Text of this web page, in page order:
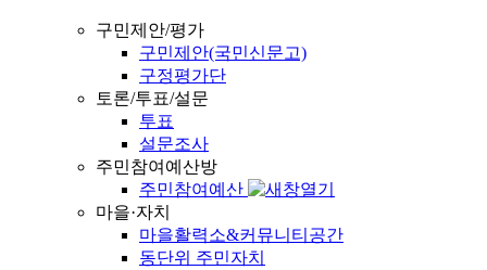
구민제안/평가
구민제안(국민신문고)
구정평가단
토론/투표/설문
투표
설문조사
주민참여예산방
주민참여예산
마을·자치
마을활력소&커뮤니티공간
동단위 주민자치